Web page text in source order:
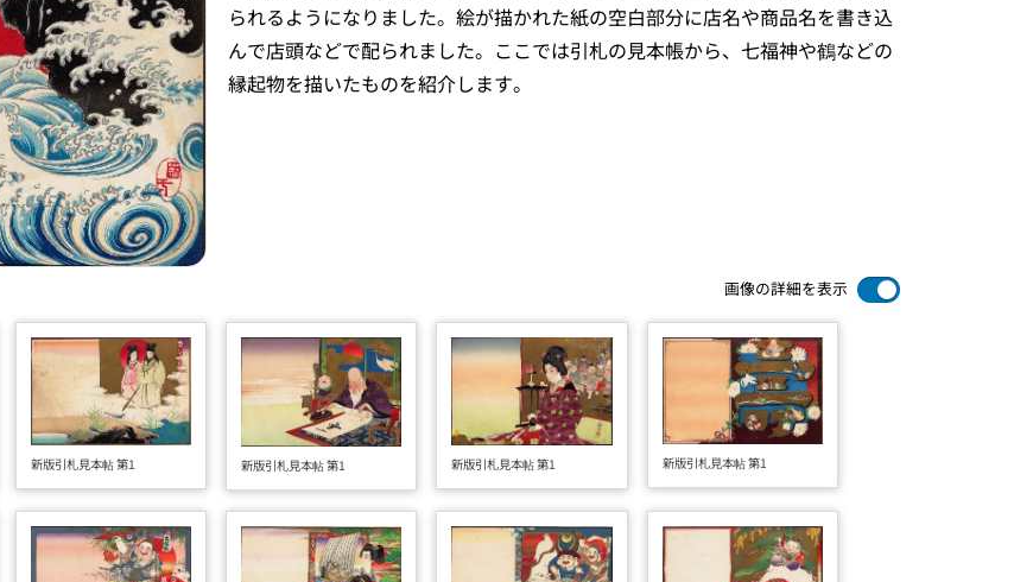
られるようになりました。絵が描かれた紙の空白部分に店名や商品名を書き込
んで店頭などで配られました。ここでは引札の見本帳から、七福神や鶴などの
縁起物を描いたものを紹介します。
画像の詳細を表示
新版引札見本帖 第1 新版引札見本帖 第1 新版引札見本帖 第1 新版引札見本帖 第1